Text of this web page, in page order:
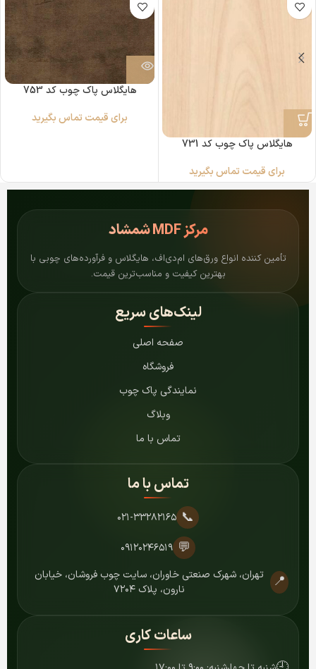
هایگلاس پاک چوب کد 731
برای قیمت تماس بگیرید
هایگلاس پاک چوب کد 753
برای قیمت تماس بگیرید
مرکزMDF شمشاد
تأمین کننده انواع ورق‌های ام‌دی‌اف، هایگلاس و فرآورده‌های چوبی با
بهترین کیفیت و مناسب‌ترین قیمت.
لینک‌های سریع
صفحه اصلی
فروشگاه
نمایندگی پاک چوب
وبلاگ
تماس با ما
تماس با ما
📞 ۰۲۱-۳۳۲۸۲۱۶۵
💬 ۰۹۱۲۰۲۴۶۵۱۹
📍
تهران، شهرک صنعتی خاوران، سایت چوب فروشان، خیابان
نارون، پلاک ۷۲۰۴
ساعات کاری